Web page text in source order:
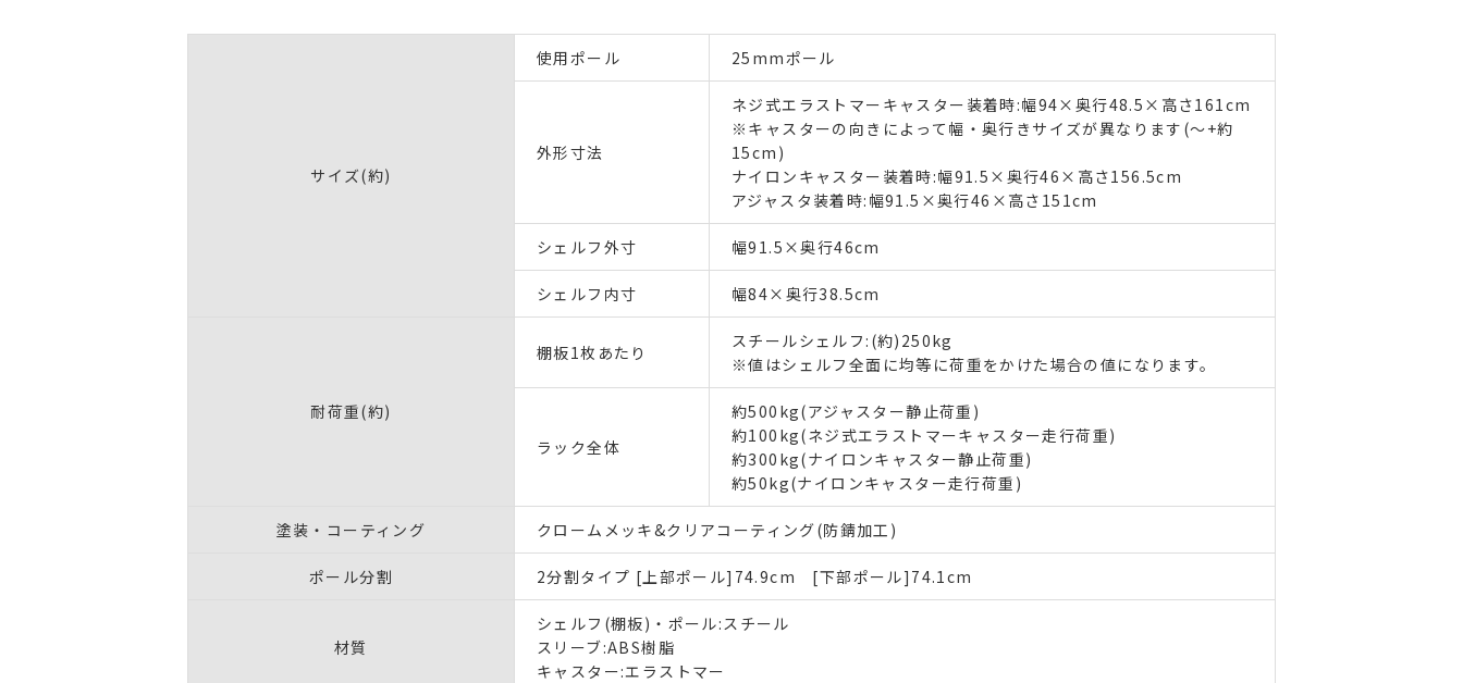
サイズ(約)
使用ポール 25mmポール
外形寸法
ネジ式エラストマーキャスター装着時:幅94×奥行48.5×高さ161cm
※キャスターの向きによって幅・奥行きサイズが異なります(～+約
15cm)
ナイロンキャスター装着時:幅91.5×奥行46×高さ156.5cm
アジャスタ装着時:幅91.5×奥行46×高さ151cm
シェルフ外寸 幅91.5×奥行46cm
シェルフ内寸 幅84×奥行38.5cm
耐荷重(約)
棚板1枚あたり
スチールシェルフ:(約)250kg
※値はシェルフ全面に均等に荷重をかけた場合の値になります。
ラック全体
約500kg(アジャスター静止荷重)
約100kg(ネジ式エラストマーキャスター走行荷重)
約300kg(ナイロンキャスター静止荷重)
約50kg(ナイロンキャスター走行荷重)
塗装・コーティング クロームメッキ&クリアコーティング(防錆加工)
ポール分割 2分割タイプ [上部ポール]74.9cm [下部ポール]74.1cm
材質
シェルフ(棚板)・ポール:スチール
スリーブ:ABS樹脂
キャスター:エラストマー